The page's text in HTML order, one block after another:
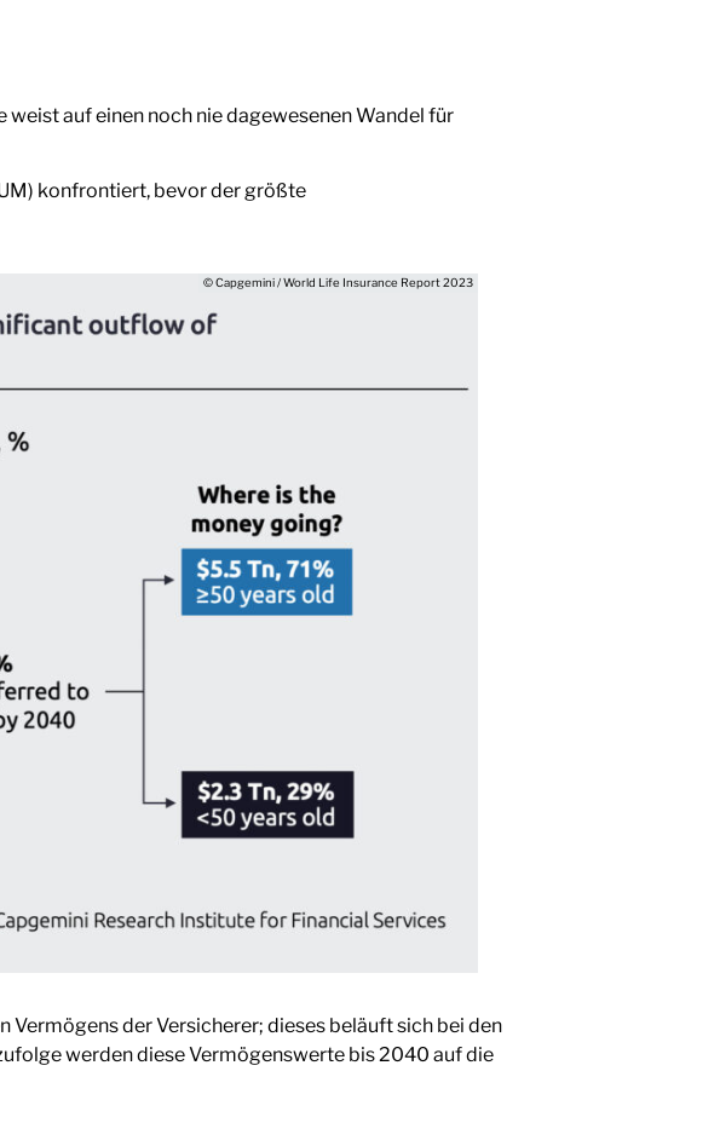
auf einen noch nie dagewesenen Wandel für
konfrontiert, bevor der größte
© Capgemini / World Life Insurance Report 2023
der Versicherer; dieses beläuft sich bei den
werden diese Vermögenswerte bis 2040 auf die